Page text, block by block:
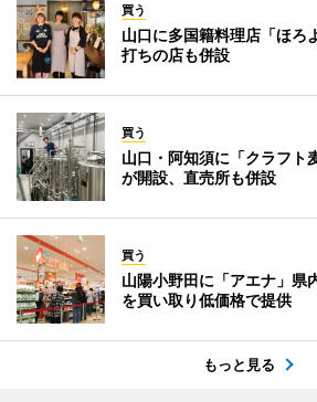
買う
山口に多国籍料理店「ほ
打ちの店も併設
買う
山口・阿知須に「クラフ
が開設、直売所も併設
買う
山陽小野田に「アエナ」県
を買い取り低価格で提供
もっと見る